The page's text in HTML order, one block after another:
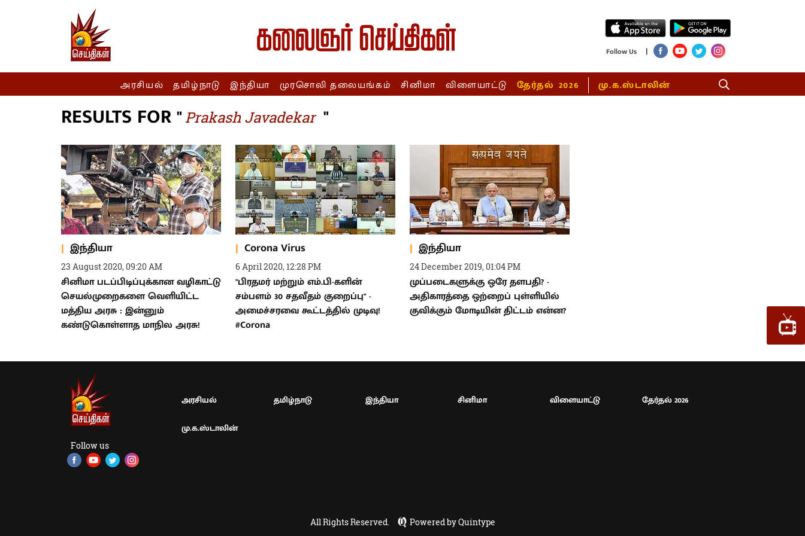
Follow Us |
அரசியல் தமிழ்நாடு இந்தியா முரசொலி தலையங்கம் சினிமா விளையாட்டு தேர்தல் 2026 மு.க.ஸ்டாலின்
RESULTS FOR "Prakash Javadekar "
இந்தியா
23 August 2020, 09:20 AM
சினிமா படப்பிடிப்புக்கான வழிகாட்டு
செயல்முறைகளை வெளியிட்ட
மத்திய அரசு : இன்னும்
கண்டுகொள்ளாத மாநில அரசு!
Corona Virus
6 April 2020, 12:28 PM
"பிரதமர் மற்றும் எம்.பி-களின்
சம்பளம் 30 சதவீதம் குறைப்பு" -
அமைச்சரவை கூட்டத்தில் முடிவு!
#Corona
இந்தியா
24 December 2019, 01:04 PM
முப்படைகளுக்கு ஒரே தளபதி? -
அதிகாரத்தை ஒற்றைப் புள்ளியில்
குவிக்கும் மோடியின் திட்டம் என்ன?
Follow us
அரசியல் தமிழ்நாடு இந்தியா சினிமா விளையாட்டு தேர்தல் 2026
மு.க.ஸ்டாலின்
All Rights Reserved. Powered by Quintype